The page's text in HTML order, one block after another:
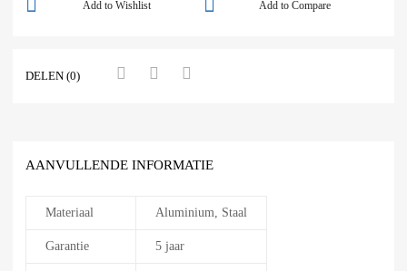
Add to Compare
Add to Wishlist
DELEN (0)
AANVULLENDE INFORMATIE
Materiaal Aluminium, Staal
Garantie 5 jaar